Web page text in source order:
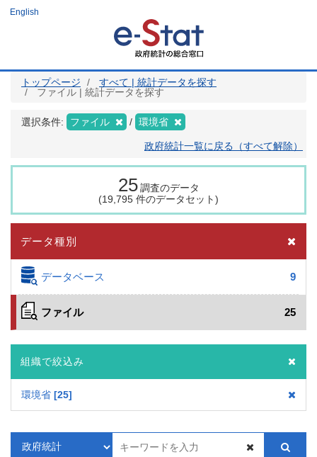
ツ
English
トップページ
すべて | 統計データを探す
ファイル | 統計データを探す
選択条件: ファイル 環境省
政府統計一覧に戻る（すべて解除）
25 調査のデータ
(19,795 件のデータセット)
データ種別
データベース 9
ファイル 25
組織で絞込み
環境省 25